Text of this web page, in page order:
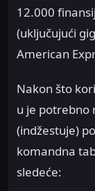
12.000
(uključujući
American
Nakon što
u je potrebno
(indžestuje)
komandna
sledeće: